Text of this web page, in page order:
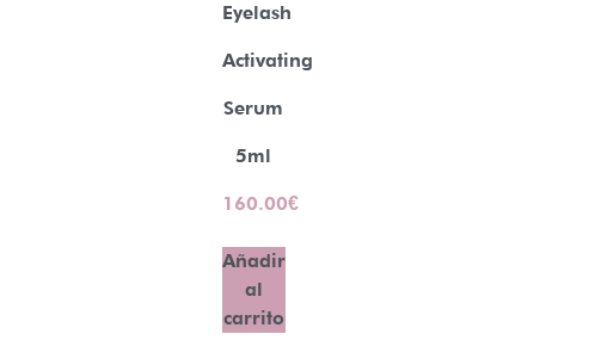
Eyelash
Activating
Serum
5ml
160.00€
Añadir
al
carrito